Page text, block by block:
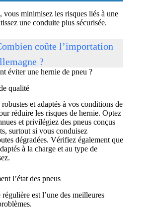
vous minimisez les risques liés à une
une conduite plus sécurisée.
coûte l’importation
?
éviter une hernie de pneu ?
qualité
et adaptés à vos conditions de
réduire les risques de hernie. Optez
et privilégiez des pneus conçus
surtout si vous conduisez
dégradées. Vérifiez également que
à la charge et au type de
l’état des pneus
est l’une des meilleures